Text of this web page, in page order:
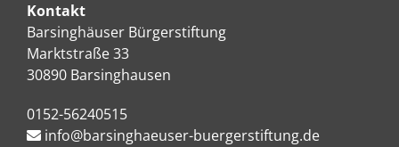
Kontakt
Barsinghäuser Bürgerstiftung
Marktstraße 33
30890 Barsinghausen
0152-56240515
info@barsinghaeuser-buergerstiftung.de